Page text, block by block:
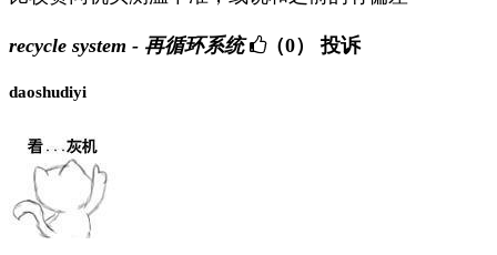
recycle system - 再循环系统 （0） 投诉
daoshudiyi